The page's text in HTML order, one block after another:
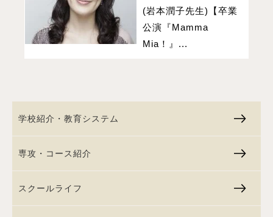
(岩本潤子先生)【卒業
公演『Mamma
Mia！』...
学校紹介・教育システム
専攻・コース紹介
スクールライフ